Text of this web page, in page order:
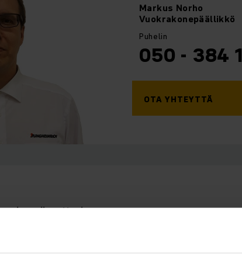
Markus Norho
Vuokrakonepäällikkö
Puhelin
050 - 384
OTA YHTEYTTÄ